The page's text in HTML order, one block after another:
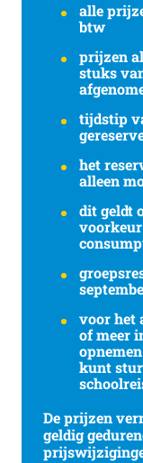
alle
btw
prijzen
stuks
tijdstip
het
alleen
dit geldt
voor het
of meer
kunt
De prijzen
geldig